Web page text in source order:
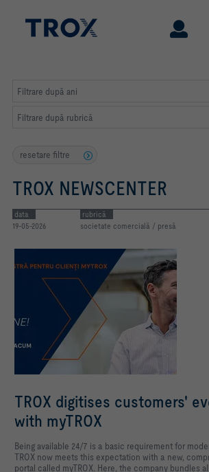
Filtrare după ani
Filtrare după rubrică
resetare filtre
TROX NEWSCENTER
data
19-05-2026
rubrică
societate comercială / presă
TROX digitises customers'
with myTROX
Being available 24/7 is a basic requirement for
TROX now meets this expectation with a new,
portal called myTROX. Here, the company bundles